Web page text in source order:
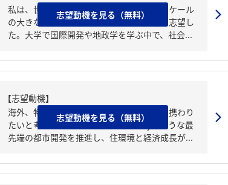
私は、世界中の暮らしを根底から支えるスケール
の大きな事業に携わりたいと考え、貴社を志望し
た。大学で国際開発や地政学を学ぶ中で、社会...
志望動機を見る（無料）
【志望動機】
海外、特に発展途上国での都市開発事業に携わり
たいと考えています。特に、BSD Cityのような最
先端の都市開発を推進し、住環境と経済成長が...
志望動機を見る（無料）